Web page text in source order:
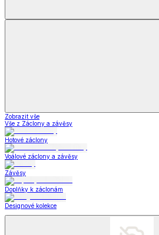
Zobrazit vše
Vše z Záclony a závěsy
Hotové záclony
Voálové záclony a závěsy
Závěsy
Doplňky k záclonám
Designové kolekce